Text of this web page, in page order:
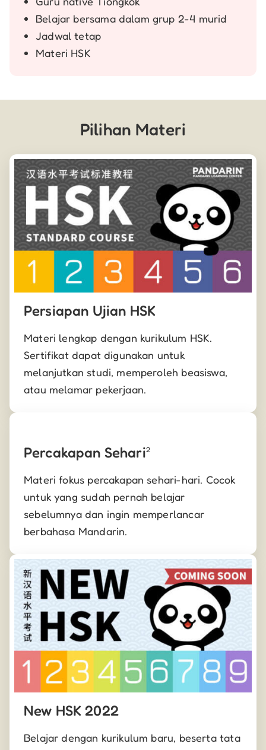
Belajar bersama dalam grup 2-4 murid
Jadwal tetap
Materi HSK
Pilihan Materi
Persiapan Ujian HSK
Materi lengkap dengan kurikulum HSK.
Sertifikat dapat digunakan untuk
melanjutkan studi, memperoleh beasiswa,
atau melamar pekerjaan.
Percakapan Sehari2
Materi fokus percakapan sehari-hari. Cocok
untuk yang sudah pernah belajar
sebelumnya dan ingin memperlancar
berbahasa Mandarin.
New HSK 2022
Belajar dengan kurikulum baru, beserta tata